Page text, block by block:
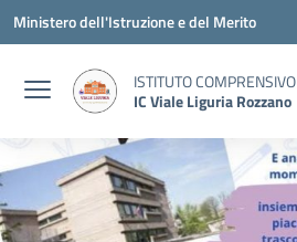
Vai ai contenuti
Vai al menu di navigazione
Vai al footer
Ministero dell'Istruzione e del Merito
ISTITUTO COMPRENSIVO
IC Viale Liguria Rozzano